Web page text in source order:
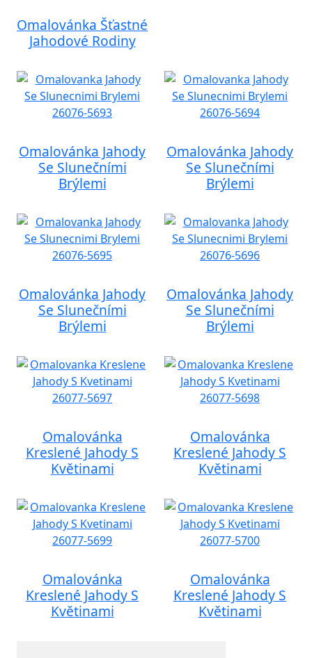
Omalovánka Šťastné
Jahodové Rodiny
Omalovánka Jahody
Se Slunečními
Brýlemi
Omalovánka Jahody
Se Slunečními
Brýlemi
Omalovánka Jahody
Se Slunečními
Brýlemi
Omalovánka Jahody
Se Slunečními
Brýlemi
Omalovánka
Kreslené Jahody S
Květinami
Omalovánka
Kreslené Jahody S
Květinami
Omalovánka
Kreslené Jahody S
Květinami
Omalovánka
Kreslené Jahody S
Květinami